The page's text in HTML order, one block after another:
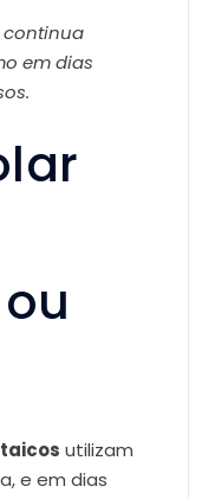
continua
em dias
utilizam
e em dias